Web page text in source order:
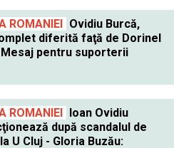
ROMANIEI Ovidiu Burcă,
diferită faţă de Dorinel
Mesaj pentru suporterii
ROMANIEI Ioan Ovidiu
după scandalul de
U Cluj - Gloria Buzău: